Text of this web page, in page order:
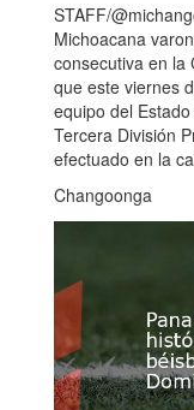
STAFF/
Michoacana
consecutiva en la
que este viernes
equipo del
Tercera División
efectuado en la
Changoonga